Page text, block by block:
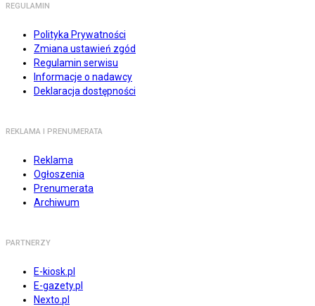
REGULAMIN
Polityka Prywatności
Zmiana ustawień zgód
Regulamin serwisu
Informacje o nadawcy
Deklaracja dostępności
REKLAMA I PRENUMERATA
Reklama
Ogłoszenia
Prenumerata
Archiwum
PARTNERZY
E-kiosk.pl
E-gazety.pl
Nexto.pl